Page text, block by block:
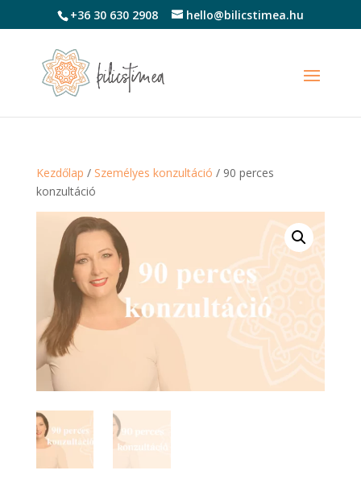
+36 30 630 2908 hello@bilicstimea.hu
Kezdőlap / Személyes konzultáció / 90 perces
konzultáció